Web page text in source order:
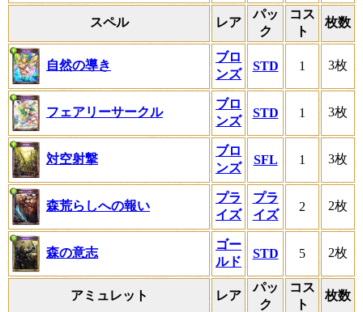
スペル レア
パッ
ク
コス
ト
枚数
自然の導き
ブロ
ンズ
STD 1 3枚
フェアリーサークル
ブロ
ンズ
STD 1 3枚
対空射撃
ブロ
ンズ
SFL 1 3枚
森荒らしへの報い
プラ
イズ
プラ
イズ
2 2枚
森の意志
ゴー
ルド
STD 5 2枚
アミュレット レア
パッ
ク
コス
ト
枚数